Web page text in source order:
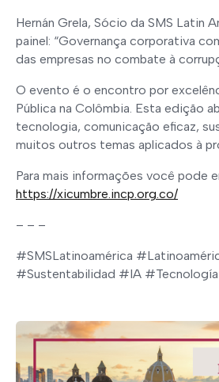
Hernán Grela, Sócio da SMS Latin
painel: “Governança corporativa
das empresas no combate à
O evento é o encontro por
Pública na Colômbia. Esta edição
tecnologia, comunicação eficaz,
muitos outros temas aplicados à
Para mais informações você pode
https://xicumbre.incp.org.co/
– – –
#SMSLatinoamérica
#Sustentabilidad #IA